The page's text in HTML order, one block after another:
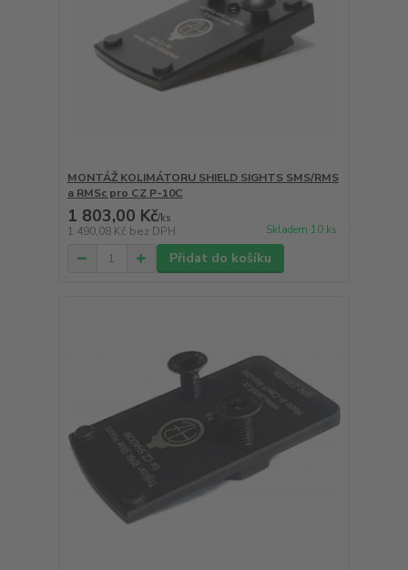
MONTÁŽ KOLIMÁTORU SHIELD SIGHTS SMS/RMS
a RMSc pro CZ P-10C
1 803,00 Kč/ks
1 490,08 Kč bez DPH Skladem 10 ks
Přidat do košíku